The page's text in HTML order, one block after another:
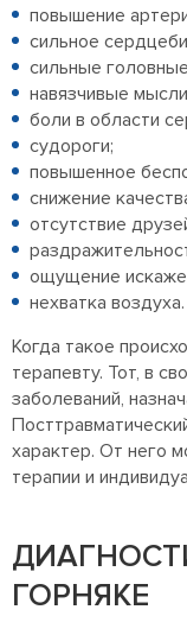
повышение
сильное
сильные
навязчивые
боли в области
судороги;
повышенное
снижение
отсутствие
ощущение
нехватка воздуха.
Когда такое
терапевту. Тот, в
заболеваний,
характер. От него
терапии и
ГОРНЯКЕ